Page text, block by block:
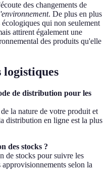
des changements de
. De plus en plus
qui non seulement
attirent également une
des produits qu'elle
logistiques
de distribution pour les
la nature de votre produit et
distribution en ligne est la plus
des stocks ?
de stocks pour suivre les
selon la